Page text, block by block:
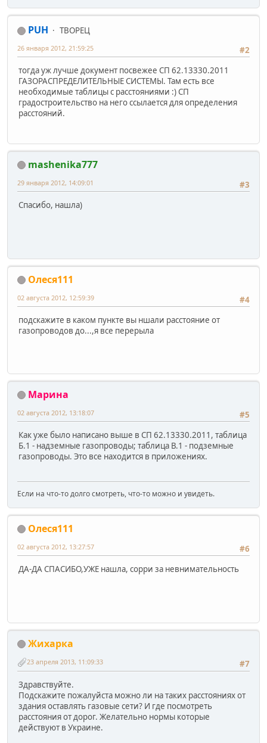
PUH
ТВОРЕЦ
#2
26 января 2012, 21:59:25
тогда уж лучше документ посвежее СП 62.13330.2011
ГАЗОРАСПРЕДЕЛИТЕЛЬНЫЕ СИСТЕМЫ. Там есть все
необходимые таблицы с расстояниями :) СП
градостроительство на него ссылается для определения
расстояний.
mashenika777
#3
29 января 2012, 14:09:01
Спасибо, нашла)
Олеся111
#4
02 августа 2012, 12:59:39
подскажите в каком пункте вы ншали расстояние от
газопроводов до...,я все перерыла
Марина
#5
02 августа 2012, 13:18:07
Как уже было написано выше в СП 62.13330.2011, таблица
Б.1 - надземные газопроводы; таблица В.1 - подземные
газопроводы. Это все находится в приложениях.
Если на что-то долго смотреть, что-то можно и увидеть.
Олеся111
#6
02 августа 2012, 13:27:57
ДА-ДА СПАСИБО,УЖЕ нашла, сорри за невнимательность
Жихарка
#7
23 апреля 2013, 11:09:33
Здравствуйте.
Подскажите пожалуйста можно ли на таких расстояниях от
здания оставлять газовые сети? И где посмотреть
расстояния от дорог. Желательно нормы которые
действуют в Украине.